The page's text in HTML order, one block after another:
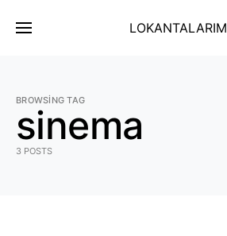
LOKANTALARIM
BROWSING TAG
sinema
3 POSTS